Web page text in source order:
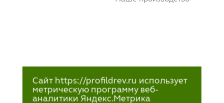
Сайт https://profildrev.ru использует
метрическую программу веб-
аналитики Яндекс.Метрика